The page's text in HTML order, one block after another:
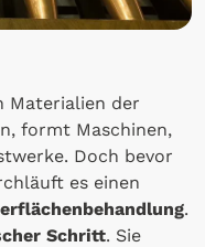
Materialien der
formt Maschinen,
Doch bevor
es einen
.
Schritt. Sie